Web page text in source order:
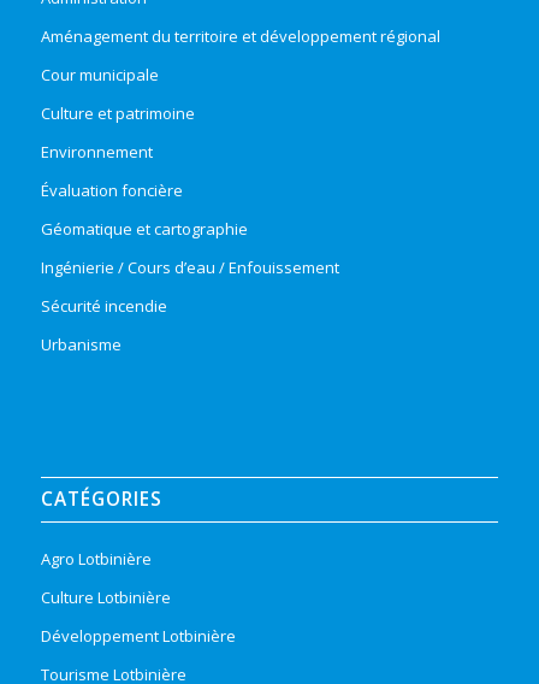
Aménagement du territoire et développement régional
Cour municipale
Culture et patrimoine
Environnement
Évaluation foncière
Géomatique et cartographie
Ingénierie / Cours d’eau / Enfouissement
Sécurité incendie
Urbanisme
CATÉGORIES
Agro Lotbinière
Culture Lotbinière
Développement Lotbinière
Tourisme Lotbinière